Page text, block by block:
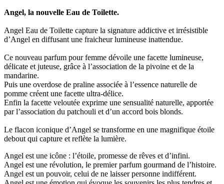
Angel, la nouvelle Eau de Toilette.
Angel Eau de Toilette capture la signature addictive et irrésistible
d’Angel en diffusant une fraicheur lumineuse inattendue.
Ce nouveau parfum pour femme dévoile une facette lumineuse,
délicate et juteuse, grâce à l’association de la pivoine et de la
mandarine.
Puis une overdose de praline associée à l’essence naturelle de
pomme créent une facette ultra-délice.
Enfin la facette veloutée exprime une sensualité naturelle, apportée
par l’association du patchouli et d’un accord bois blonds.
Le flacon iconique d’Angel se transforme en une magnifique étoile
debout qui capture et reflète la lumière.
Angel est une icône : l’étoile, promesse de rêves et d’infini.
Angel est une révolution, le premier parfum gourmand de l’histoire.
Angel est un pouvoir, celui de ne laisser personne indifférent.